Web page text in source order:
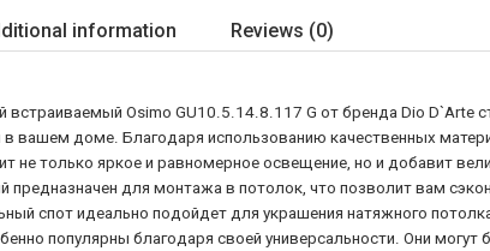
information Reviews (0)
встраиваемый Osimo GU10.5.14.8.117 G от бренда Dio D`Arte
в вашем доме. Благодаря использованию качественных
не только яркое и равномерное освещение, но и добавит
предназначен для монтажа в потолок, что позволит вам
спот идеально подойдет для украшения натяжного
популярны благодаря своей универсальности. Они